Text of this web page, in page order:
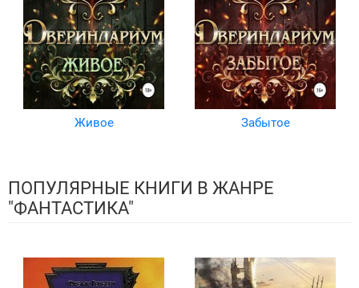
Живое Забытое
ПОПУЛЯРНЫЕ КНИГИ В ЖАНРЕ
"ФАНТАСТИКА"